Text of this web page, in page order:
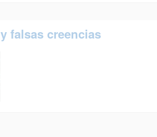
falsas creencias